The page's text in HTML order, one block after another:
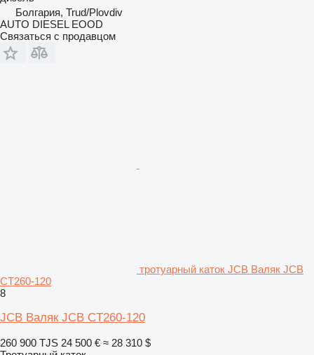
Болгария, Trud/Plovdiv
AUTO DIESEL EOOD
Связаться с продавцом
тротуарный каток JCB Валяк JCB
CT260-120
8
JCB Валяк JCB CT260-120
260 900 TJS 24 500 € ≈ 28 310 $